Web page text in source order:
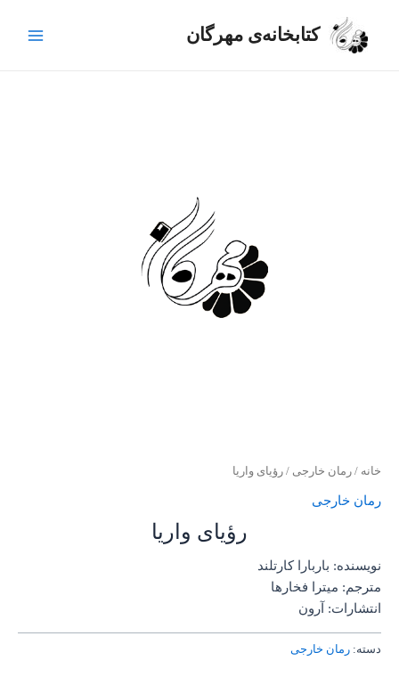
کتابخانه‌ی مهرگان
خانه / رمان خارجی / رؤیای واریا
رمان خارجی
رؤیای واریا
نویسنده: باربارا کارتلند
مترجم: میترا فخارها
انتشارات: آرون
دسته: رمان خارجی